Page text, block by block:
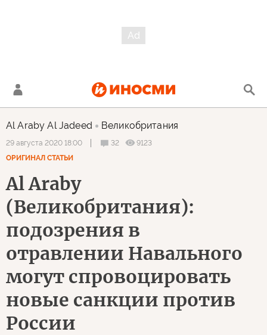
Al Araby Al Jadeed Великобритания
29 августа 2020 18:00 32
9123
ОРИГИНАЛ СТАТЬИ
Al Araby
(Великобритания):
подозрения в
отравлении Навального
могут спровоцировать
новые санкции против
России